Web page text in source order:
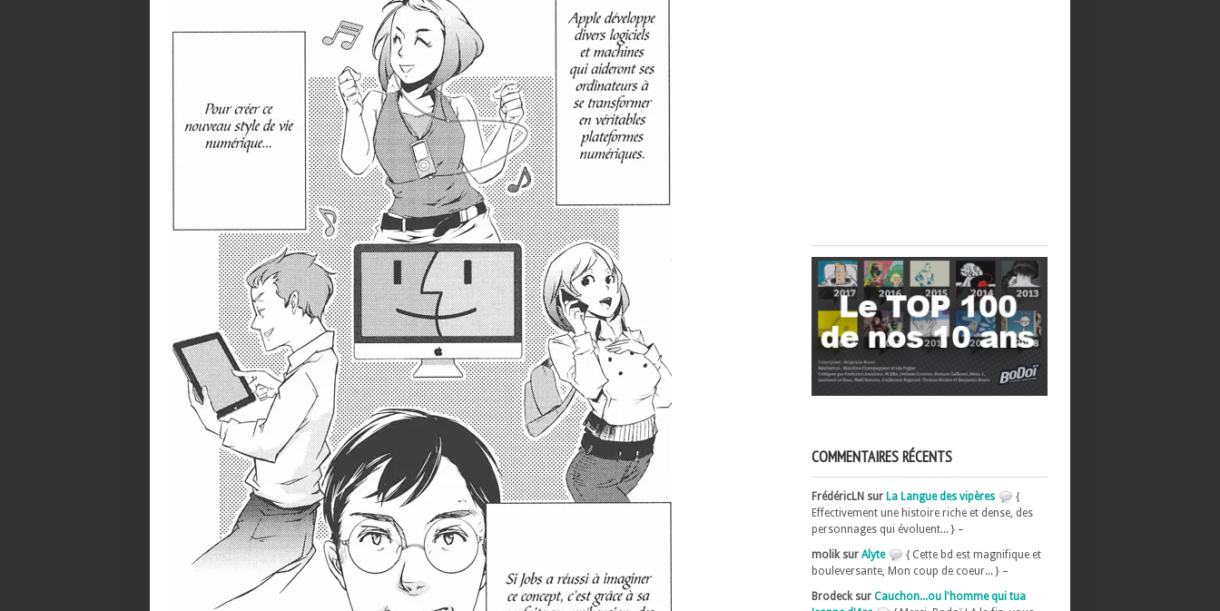
COMMENTAIRES RÉCENTS
FrédéricLN sur La Langue des vipères
{
Effectivement une histoire riche et dense, des
personnages qui évoluent... } –
molik sur Alyte
{ Cette bd est magnifique et
bouleversante, Mon coup de coeur... } –
Brodeck sur Cauchon...ou l'homme qui tua